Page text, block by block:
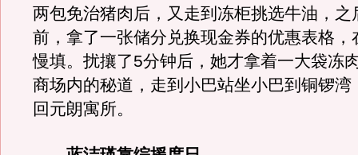
两包免治猪肉后，又走到冻柜挑选牛油，之
前，拿了一张储分兑换现金券的优惠表格，
慢填。扰攘了5分钟后，她才拿着一大袋冻
商场内的秘道，走到小巴站坐小巴到铜锣湾
回元朗寓所。